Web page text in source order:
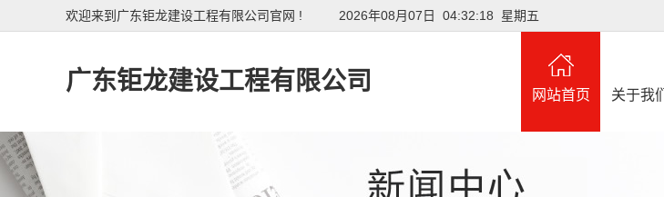
欢迎来到广东钜龙建设工程有限公司官网 ! 2026年08月07日 04:32:20 星期五
广东钜龙建设工程有限公司 网站首页 关于我们